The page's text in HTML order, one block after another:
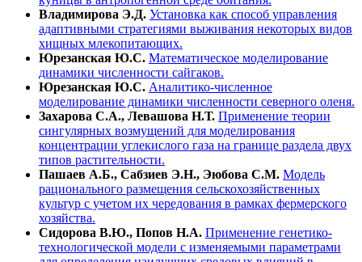
Владимирова Э.Д. Установка как способ управления
адаптивными стратегиями выживания некоторых видов
хищных млекопитающих.
Юрезанская Ю.С. Математическое моделирование
динамики численности сайгаков.
Юрезанская Ю.С. Аналитико-численное
моделирование динамики численности северного оленя.
Захарова С.А., Левашова Н.Т. Применение теории
сингулярных возмущений для моделирования
концентрации углекислого газа на границе раздела двух
типов растительности.
Пашаев А.Б., Сабзиев Э.Н., Эюбова С.М. Модель
рационального размещения сельскохозяйственных
культур с учетом их чередования в рамках фермерского
хозяйства.
Сидорова В.Ю., Попов Н.А. Применение генетико-
технологической модели с изменяемыми параметрами